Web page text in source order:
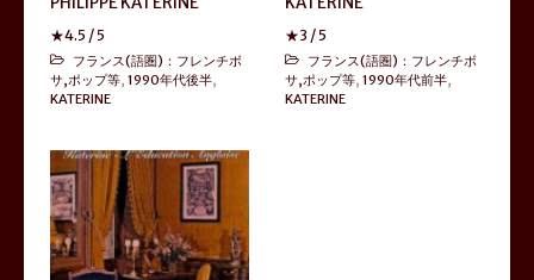
★4.5 / 5
フランス(語圏)：フレンチボ
サ,ポップ等 ,1990年代後半
KATERINE
★3 / 5
フランス(語圏)：フレンチボ
サ,ポップ等, 1990年代前半,
KATERINE